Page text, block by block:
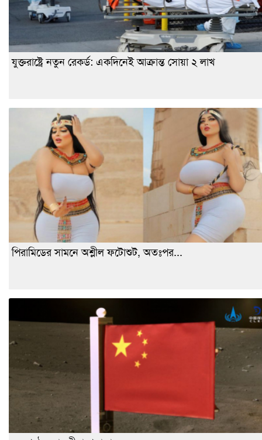
যুক্তরাষ্ট্রে নতুন রেকর্ড: একদিনেই আক্রান্ত সোয়া ২ লাখ
পিরামিডের সামনে অশ্লীল ফটোশুট, অতঃপর...